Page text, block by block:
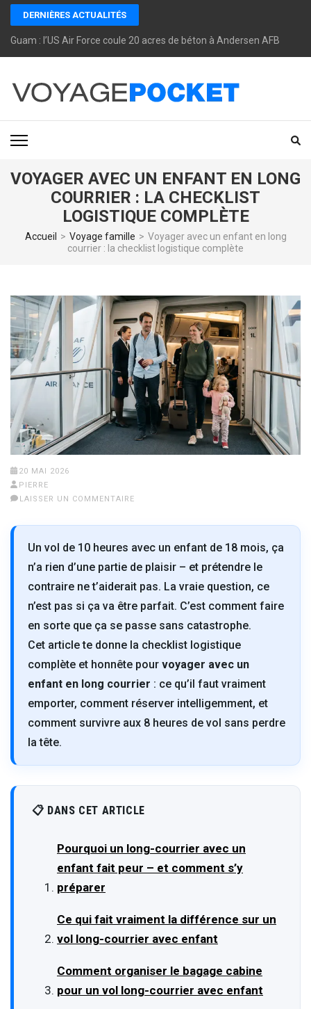
Aller
contenu
Entrée)
DERNIÈRES ACTUALITÉS
Guam : l’US Air Force coule 20 acres de béton à Andersen AFB
VOYAGEPOCKET
VOYAGER AVEC UN ENFANT EN LONG
COURRIER : LA CHECKLIST
LOGISTIQUE COMPLÈTE
Accueil > Voyage famille > Voyager avec un enfant en long
courrier : la checklist logistique complète
20 MAI 2026
PIERRE
LAISSER UN COMMENTAIRE
Un vol de 10 heures avec un enfant de 18 mois, ça
n’a rien d’une partie de plaisir – et prétendre le
contraire ne t’aiderait pas. La vraie question, ce
n’est pas si ça va être parfait. C’est comment faire
en sorte que ça se passe sans catastrophe.
Cet article te donne la checklist logistique
complète et honnête pour voyager avec un
enfant en long courrier : ce qu’il faut vraiment
emporter, comment réserver intelligemment, et
comment survivre aux 8 heures de vol sans perdre
la tête.
📋 DANS CET ARTICLE
Pourquoi un long-courrier avec un
enfant fait peur – et comment s’y
préparer
Ce qui fait vraiment la différence sur un
vol long-courrier avec enfant
Comment organiser le bagage cabine
pour un vol long-courrier avec enfant